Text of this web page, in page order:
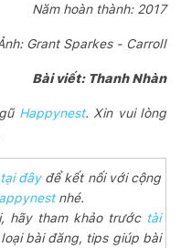
Năm hoàn thành: 2017
Grant Sparkes - Carroll
Bài viết: Thanh Nhàn
Happynest. Xin vui lòng
tại đâyđể kết nối với cộng
nhé.
hãy tham khảo trướctài
bài đăng, tips giúp bài